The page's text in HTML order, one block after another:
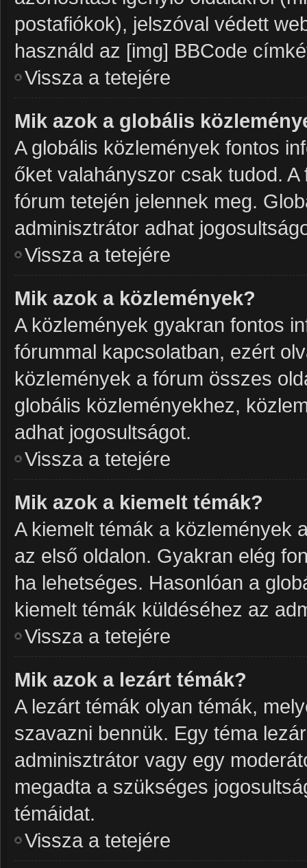
postafiókok), jelszóval védett
használd az [img] BBCode
Vissza a tetejére
Mik azok a globális
A globális közlemények fontos
őket valahányszor csak tudod.
fórum tetején jelennek meg.
adminisztrátor adhat
Vissza a tetejére
Mik azok a közlemények?
A közlemények gyakran fontos
fórummal kapcsolatban, ezért
közlemények a fórum összes
globális közleményekhez,
adhat jogosultságot.
Vissza a tetejére
Mik azok a kiemelt témák?
A kiemelt témák a közlemények
az első oldalon. Gyakran elég
ha lehetséges. Hasonlóan a
kiemelt témák küldéséhez az
Vissza a tetejére
Mik azok a lezárt témák?
A lezárt témák olyan témák,
szavazni bennük. Egy téma
adminisztrátor vagy egy
megadta a szükséges
témáidat.
Vissza a tetejére